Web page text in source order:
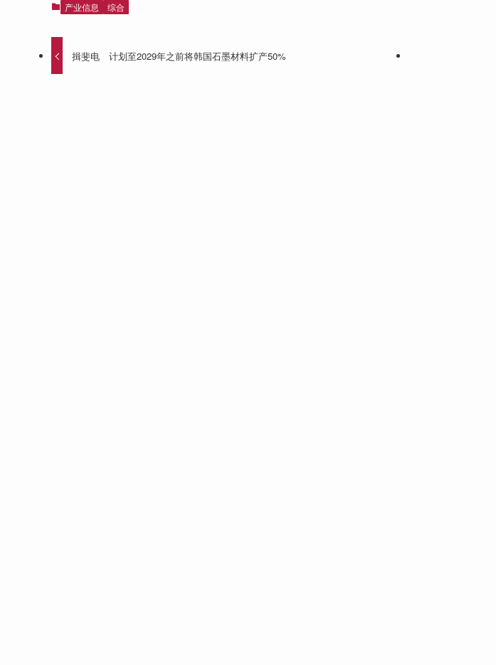
产业信息 综合
揖斐电 计划至2029年之前将韩国石墨材料扩产50%